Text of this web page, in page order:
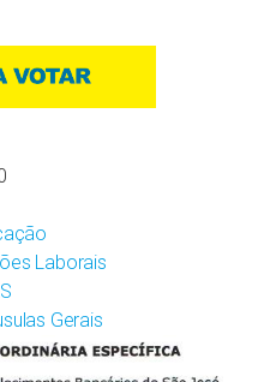
Laborais
Gerais